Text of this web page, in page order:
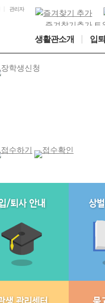
관리자
즐겨찾기추가 트
생활관소개 입
주요시설
시설앨범
조직구성
오시는길
퇴사